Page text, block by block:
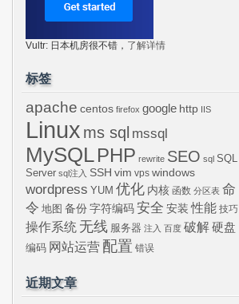
Vultr: 日本机房很不错， 了解详情
标签
apache centos firefox google http IIS
Linux ms sql mssql
MySQLPHP rewrite SEO sql SQL
Server sql注入 SSH vim vps windows
wordpress YUM 优化 内核 函数 分区表 命
令 地图 备份 字符编码 安全 安装 性能 技巧
操作系统 无线 服务器 注入 百度 破解硬盘
编码 网站运营 配置 错误
近期文章